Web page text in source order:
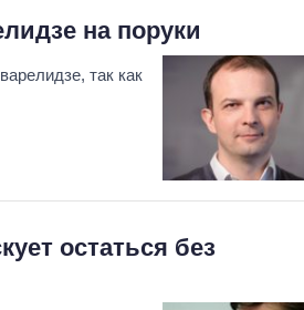
на поруки
так как
остаться без